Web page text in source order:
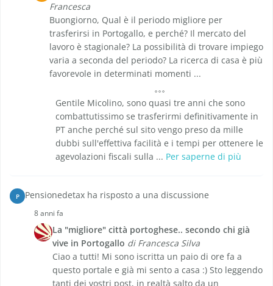
Francesca
Buongiorno, Qual è il periodo migliore per
trasferirsi in Portogallo, e perché? Il mercato del
lavoro è stagionale? La possibilità di trovare impiego
varia a seconda del periodo? La ricerca di casa è più
favorevole in determinati momenti ...
Gentile Micolino, sono quasi tre anni che sono
combattutissimo se trasferirmi definitivamente in
PT anche perché sul sito vengo preso da mille
dubbi sull'effettiva facilità e i tempi per ottenere le
agevolazioni fiscali sulla ... Per saperne di più
P Pensionedetax ha risposto a una discussione
8 anni fa
La "migliore" città portoghese.. secondo chi già
vive in Portogallo di Francesca Silva
Ciao a tutti! Mi sono iscritta un paio di ore fa a
questo portale e già mi sento a casa :) Sto leggendo
tanti dei vostri post, in realtà salto da un